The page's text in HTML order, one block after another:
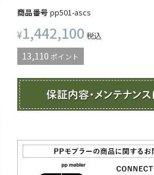
商品番号 pp501-ascs
¥1,442,100 税込
13,110 ポイント